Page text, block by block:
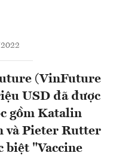
(VinFuture
USD đã được
gồm Katalin
và Pieter Rutter
biệt "Vaccine